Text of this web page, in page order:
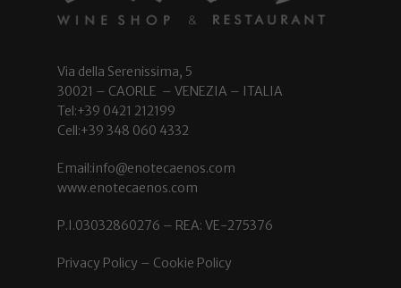
Via della Serenissima, 5
30021 – CAORLE – VENEZIA – ITALIA
Tel:+39 0421 212199
Cell:+39 348 060 4332
Email:info@enotecaenos.com
www.enotecaenos.com
P.I.03032860276 – REA: VE-275376
Privacy Policy – Cookie Policy